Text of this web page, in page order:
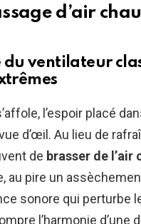
d’air
du ventilateur
l’espoir placé
d’œil. Au lieu de
de brasser de l’air
au pire un
sonore qui
l’harmonie d’une